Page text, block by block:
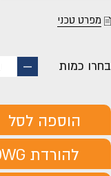
מפרט טכני
בחרו כמות
החסר
הוספה לסל
להורדת DWG